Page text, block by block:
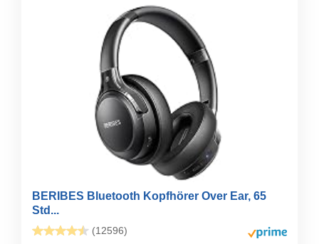
BERIBES Bluetooth Kopfhörer Over Ear, 65
Std...
(12596)